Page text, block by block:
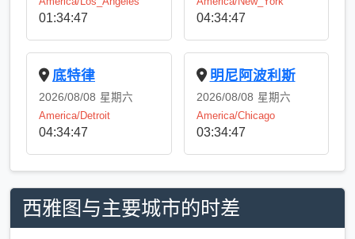
01:34:47 04:34:47
底特律
2026/08/08 星期六
America/Detroit
04:34:47
明尼阿波利斯
2026/08/08 星期六
America/Chicago
03:34:47
西雅图与主要城市的时差